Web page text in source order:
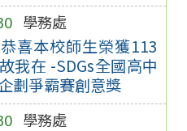
學務處
恭喜本校師生榮獲113
我在 -SDGs全國高中
劃爭霸賽創意獎
學務處